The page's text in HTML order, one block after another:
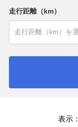
走行距離（km）
表示：